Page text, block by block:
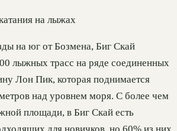
на лыжах
на юг от Бозмена, Биг Скай
лыжных трасс на ряде соединенных
Лон Пик, которая поднимается
над уровнем моря. С более чем
площади, в Биг Скай есть